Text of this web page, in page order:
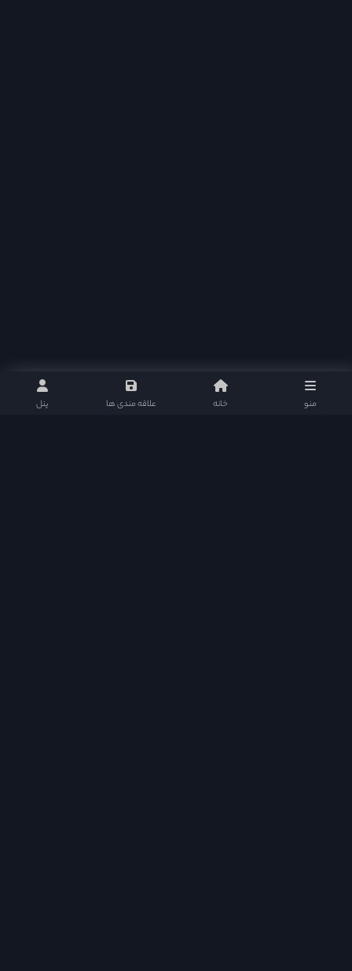
منو خانه علاقه مندی ها پنل